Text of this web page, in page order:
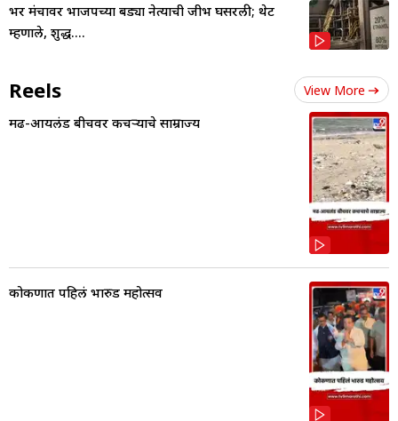
भर मंचावर भाजपच्या बड्या नेत्याची जीभ घसरली; थेट
म्हणाले, शुद्ध....
Reels View More
मढ-आयलंड बीचवर कचऱ्याचे साम्राज्य
कोकणात पहिलं भारुड महोत्सव